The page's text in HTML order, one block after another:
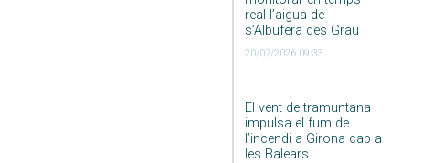
real l’aigua de
s’Albufera des Grau
20/07/2026 09:33
El vent de tramuntana
impulsa el fum de
l’incendi a Girona cap a
les Balears